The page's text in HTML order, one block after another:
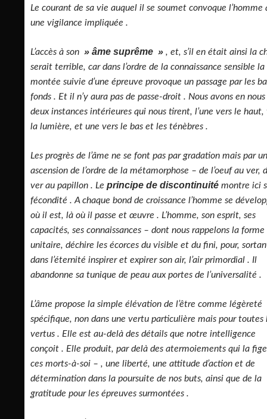
Le courant de sa vie auquel il se soumet convoque l’homme
une vigilance impliquée .
L’accès à son » âme suprême » , et, s’il en était ainsi la
serait terrible, car dans l’ordre de la connaissance sensible la
montée suivie d’une épreuve provoque un passage par les
fonds . Et il n’y aura pas de passe-droit . Nous avons en nous
deux instances intérieures qui nous tirent, l’une vers le haut,
la lumière, et une vers le bas et les ténèbres .
Les progrès de l’âme ne se font pas par gradation mais par
ascension de l’ordre de la métamorphose – de l’oeuf au ver,
ver au papillon . Le principe de discontinuité montre ici
fécondité . A chaque bond de croissance l’homme se
où il est, là où il passe et œuvre . L’homme, son esprit, ses
capacités, ses connaissances – dont nous rappelons la forme
unitaire, déchire les écorces du visible et du fini, pour,
dans l’éternité inspirer et expirer son air, l’air primordial . Il
abandonne sa tunique de peau aux portes de l’universalité .
L’âme propose la simple élévation de l’être comme légèreté
spécifique, non dans une vertu particulière mais pour toutes
vertus . Elle est au-delà des détails que notre intelligence
conçoit . Elle produit, par delà des atermoiements qui la
ces morts-à-soi – , une liberté, une attitude d’action et de
détermination dans la poursuite de nos buts, ainsi que de la
gratitude pour les épreuves surmontées .